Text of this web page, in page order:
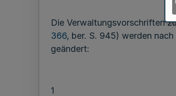
Die Verwaltungsvorschriften
366, ber. S. 945) werden
geändert:
1